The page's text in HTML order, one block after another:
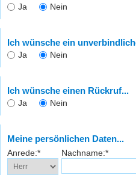
Ja Nein
Ich wünsche ein
Ja Nein
Ich wünsche einen Rückruf...
Ja Nein
Meine persönlichen Daten...
Anrede:* Nachname:*